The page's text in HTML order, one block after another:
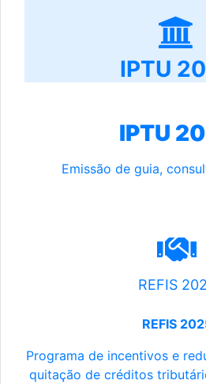
IPTU
IPTU
Emissão de guia,
REFIS
REFIS
Programa de incentivos e
quitação de créditos